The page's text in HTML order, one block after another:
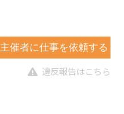
主催者に仕事を依頼する
違反報告はこちら